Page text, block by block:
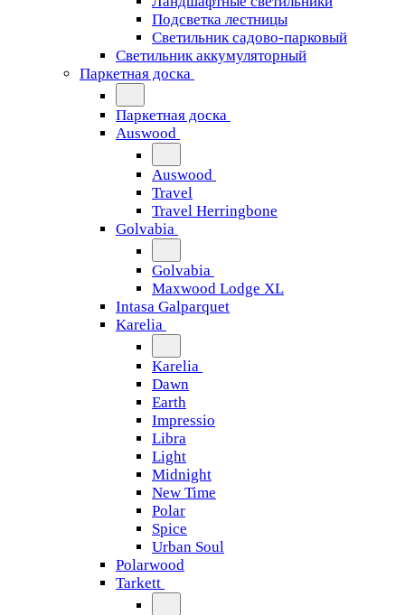
Подсветка лестницы
Светильник садово-парковый
Светильник аккумуляторный
Паркетная доска
Паркетная доска
Auswood
Auswood
Travel
Travel Herringbone
Golvabia
Golvabia
Maxwood Lodge XL
Intasa Galparquet
Karelia
Karelia
Dawn
Earth
Impressio
Libra
Light
Midnight
New Time
Polar
Spice
Urban Soul
Polarwood
Tarkett